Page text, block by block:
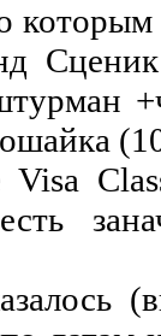
которым
Сценик
+
(
Visa
есть
(